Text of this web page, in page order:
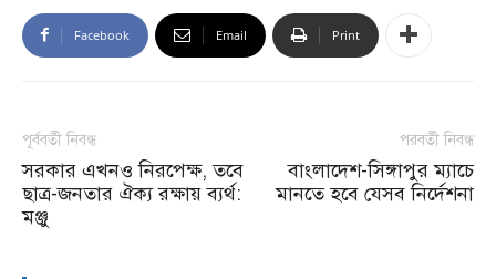
Facebook Email Print
পূর্ববর্তী নিবন্ধ
সরকার এখনও নিরপেক্ষ, তবে
ছাত্র-জনতার ঐক্য রক্ষায় ব্যর্থ:
মঞ্জু
পরবর্তী নিবন্ধ
বাংলাদেশ-সিঙ্গাপুর ম্যাচে
মানতে হবে যেসব নির্দেশনা